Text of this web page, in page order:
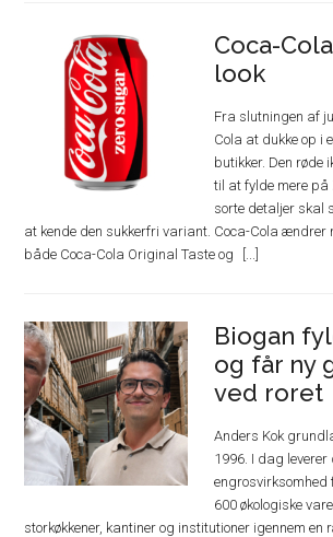
Coca-
look
Fra slutningen af
Cola at dukke op i
butikker. Den røde
til at fylde mere på
sorte detaljer skal
at kende den sukkerfri variant. Coca-Cola ændrer
både Coca-Cola Original Taste og
Biogan
og får ny
ved roret
Anders Kok
1996. I dag leverer
600 økologiske
storkøkkener, kantiner og institutioner igennem en